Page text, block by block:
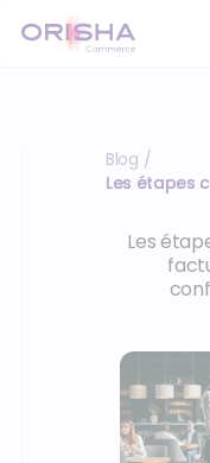
Blog /
Les étapes
Les